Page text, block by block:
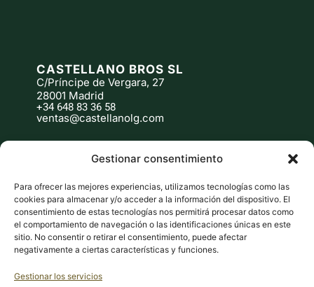
Gestionar consentimiento
Para ofrecer las mejores experiencias, utilizamos tecnologías como las
cookies para almacenar y/o acceder a la información del dispositivo. El
consentimiento de estas tecnologías nos permitirá procesar datos como
el comportamiento de navegación o las identificaciones únicas en este
sitio. No consentir o retirar el consentimiento, puede afectar
negativamente a ciertas características y funciones.
Gestionar los servicios
CASTELLANO BROS SL
C/Príncipe de Vergara, 27
28001 Madrid
+34 648 83 36 58
ventas@castellanolg.com
© 2026 CASTELLANO LG
DESIGNED BY BRANDHIP™
Abrir